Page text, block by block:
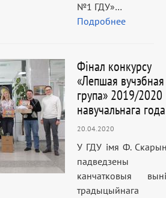
№1 ГДУ»…
Подробнее
Фінал конкурсу
«Лепшая вучэбная
група» 2019/2020
навучальнага года
20.04.2020
У ГДУ імя Ф.
падведзены
канчатковыя
традыцыйнага